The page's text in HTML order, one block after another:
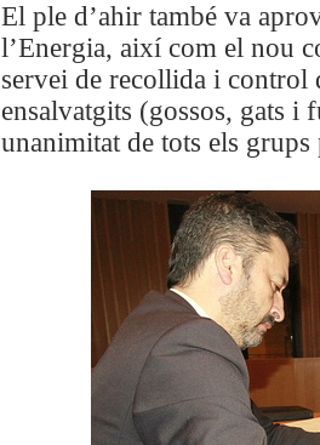
El ple d’ahir també va
l’Energia, així com el nou
servei de recollida i control
ensalvatgits (gossos, gats i
unanimitat de tots els